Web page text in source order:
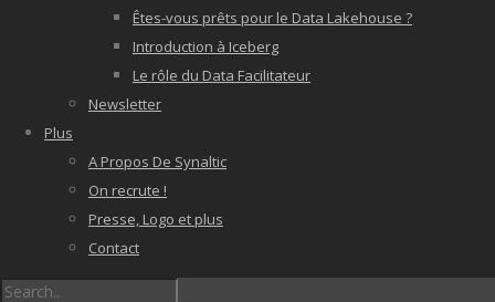
Êtes-vous prêts pour le Data Lakehouse ?
Introduction à Iceberg
Le rôle du Data Facilitateur
Newsletter
Plus
A Propos De Synaltic
On recrute !
Presse, Logo et plus
Contact